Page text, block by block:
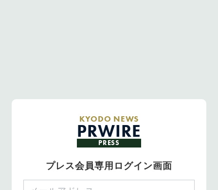
KYODO NEWS
PRWIRE
PRESS
プレス会員専用ログイン画面